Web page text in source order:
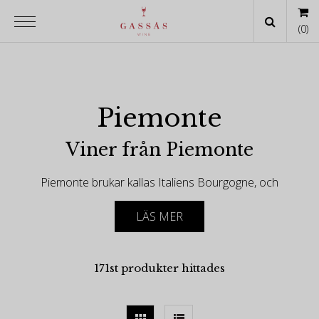
Piemonte
Viner från Piemonte
Piemonte brukar kallas Italiens Bourgogne, och
visst förstår man liknelsen. En region där druvsorten
är känslig och nyckfull, har svårt att uppnå perfekt
mognad och är väldigt uttrycksfull för sin växtplats.
primadonna som dock lyckas briljera då
Piemonte överlag tog ett enormt steg framåt då
LÄS MER
171st produkter hittades
(0)